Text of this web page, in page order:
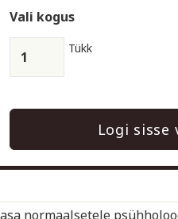
Vali kogus
Tükk
Logi sisse
normaalsetele